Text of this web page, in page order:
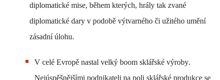
diplomatické mise, během kterých, hrály tak zvané
diplomatické dary v podobě výtvarného či užitého umění
zásadní úlohu.
V celé Evropě nastal velký boom sklářské výroby.
Nejúspěšnějšími podnikateli na poli sklářské produkce se